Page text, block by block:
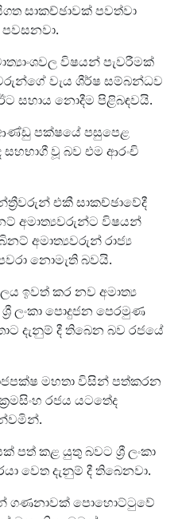
සාකච්ඡාවක් පවත්වා
විෂයන් පැවරීමක්
වැය ශීර්ෂ සම්බන්ධව
සහාය නොදීම පිළිබඳවයි.
ආණ්ඩු පක්ෂයේ පසුපෙළ
වූ බව එම ආරංචි
එකී සාකච්ඡාවේදී
අමාත්‍යවරුන්ට විෂයන්
අමාත්‍යවරුන් රාජ්‍ය
නොමැති බවයි.
ඉවත් කර නව අමාත්‍ය
ලංකා පොදුජන පෙරමුණ
දැනුම් දී තිබෙන බව රජයේ
මහතා විසින් පත්කරන
රජය යටතේද
කළ යුතු බවට ශ්‍රී ලංකා
වෙත දැනුම් දී තිබෙනවා.
ගණනාවක් පොහොට්ටුවේ